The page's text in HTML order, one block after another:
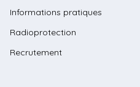
Informations pratiques
Radioprotection
Recrutement